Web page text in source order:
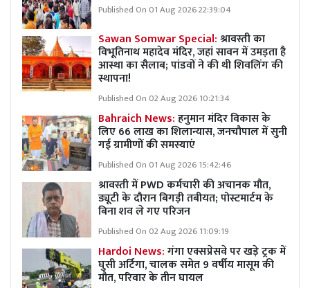
Published On 01 Aug 2026 22:39:04
Sawan Somwar Special:श्रावस्ती का
विभूतिनाथ महादेव मंदिर, जहां सावन में उमड़ता है
आस्था का सैलाब; पांडवों ने की थी शिवलिंग की
स्थापना!
Published On 02 Aug 2026 10:21:34
Bahraich News:हनुमान मंदिर विकास के
लिए 66 लाख का शिलान्यास, जनचौपाल में सुनी
गई ग्रामीणों की समस्याएं
Published On 01 Aug 2026 15:42:46
श्रावस्ती में PWD कर्मचारी की अचानक मौत,
ड्यूटी के दौरान बिगड़ी तबीयत; पोस्टमार्टम के
बिना शव ले गए परिजन
Published On 02 Aug 2026 11:09:19
Hardoi News:गंगा एक्सप्रेसवे पर खड़े ट्रक में
घुसी अर्टिगा, चालक समेत 9 वर्षीय मासूम की
मौत, परिवार के तीन घायल